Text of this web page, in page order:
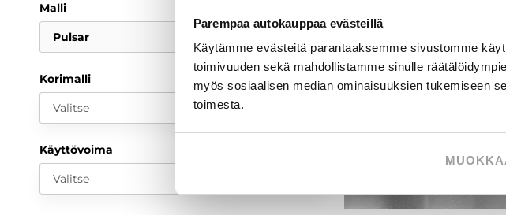
Parempaa autokauppaa evästeillä
Käytämme evästeitä parantaaksemme sivustomme
toimivuuden sekä mahdollistamme sinulle
myös sosiaalisen median ominaisuuksien tukemiseen
toimesta.
Malli
Pulsar
Korimalli
Valitse
Käyttövoima
Valitse